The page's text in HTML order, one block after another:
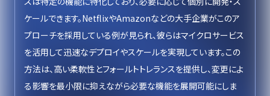
ケールできます。NetflixやAmazonなどの大手企業がこのア
プローチを採用している例が見られ、彼らはマイクロサービス
を活用して迅速なデプロイやスケールを実現しています。この
方法は、高い柔軟性とフォールトトレランスを提供し、変更によ
る影響を最小限に抑えながら必要な機能を展開可能にしま